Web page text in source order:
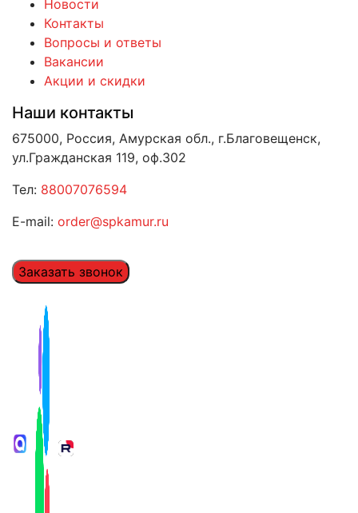
Новости
Контакты
Вопросы и ответы
Вакансии
Акции и скидки
Наши контакты
675000, Россия, Амурская обл., г.Благовещенск,
ул.Гражданская 119, оф.302
Тел: 88007076594
E-mail: order@spkamur.ru
Заказать звонок